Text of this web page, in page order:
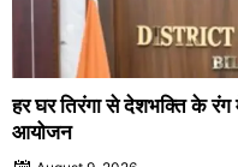
हर घर तिरंगा से देशभक्ति के
आयोजन